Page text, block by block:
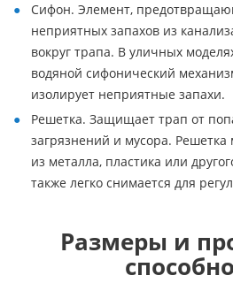
Сифон. Элемент,
неприятных запахов из
вокруг трапа. В уличных
водяной сифонический
изолирует неприятные запахи.
Решетка. Защищает трап от
загрязнений и мусора.
из металла, пластика или
также легко снимается для
Размеры и